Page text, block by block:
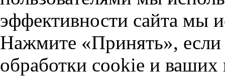
эффективности сайта мы
Нажмите «Принять», если
обработки cookie и